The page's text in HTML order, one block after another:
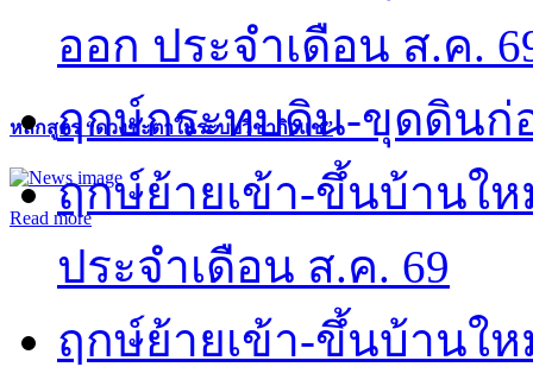
หลักสูตร “ดวงชะตาในระบบวิชากิวแช”
Read more
ออก ประจำเดือน ส.ค.
ฤกษ์กระทบดิน-ขุดดินก่
ฤกษ์ย้ายเข้า-ขึ้นบ้านใ
ประจำเดือน ส.ค. 69
ฤกษ์ย้ายเข้า-ขึ้นบ้านใ